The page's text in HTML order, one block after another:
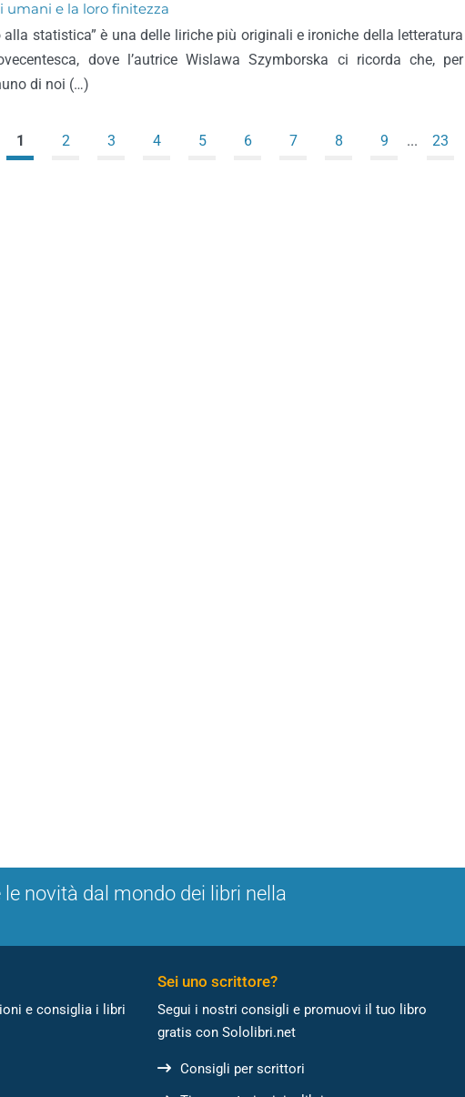
umani e la loro finitezza
alla statistica” è una delle liriche più originali e ironiche della letteratura
dove l’autrice Wislawa Szymborska ci ricorda che, per
di noi (…)
1 2 3 4 5 6 7 8 9 ... 23
le novità dal mondo dei libri nella
e consiglia i libri
Sei uno scrittore?
Segui i nostri consigli e promuovi il tuo libro
gratis con Sololibri.net
Consigli per scrittori